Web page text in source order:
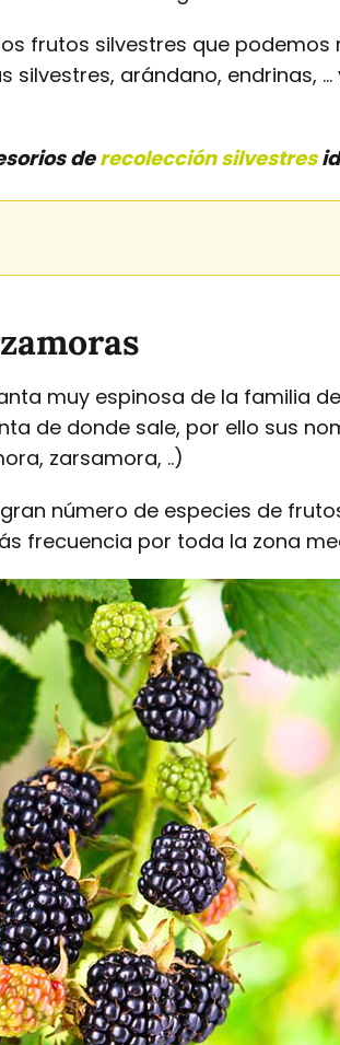
frutos silvestres que podemos
arándano, endrinas,
derecolección silvestres
muy espinosa de la familia
de donde sale, por ello sus
zarsamora, ..)
número de especies de
frecuencia por toda la zona